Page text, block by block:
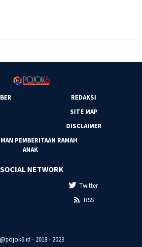
REDAKSI
SITE MAP
DISCLAIMER
PEMBERITAAN RAMAH
ANAK
SOCIAL NETWORK
Twitter
RSS
@pojok6.id - 2018 - 2023